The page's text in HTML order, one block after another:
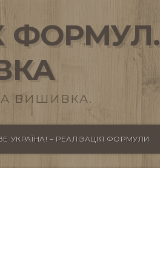
ФОРМУЛ.
ВИШИВКА.
УКРАЇНА! – РЕАЛІЗАЦІЯ ФОРМУЛИ